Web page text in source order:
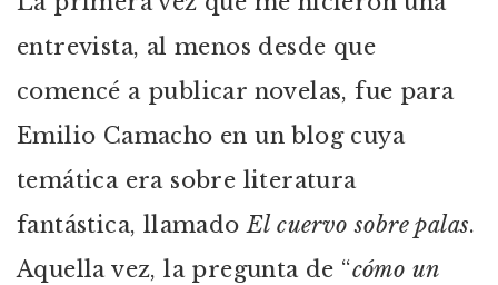
entrevista, al menos desde que
comencé a publicar novelas, fue para
Emilio Camacho en un blog cuya
temática era sobre literatura
fantástica, llamadoEl cuervo sobre palas.
Aquella vez, la pregunta de “cómo un